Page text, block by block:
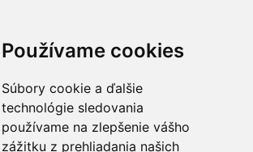
Používame cookies
Súbory cookie a ďalšie
technológie sledovania
používame na zlepšenie vášho
zážitku z prehliadania našich